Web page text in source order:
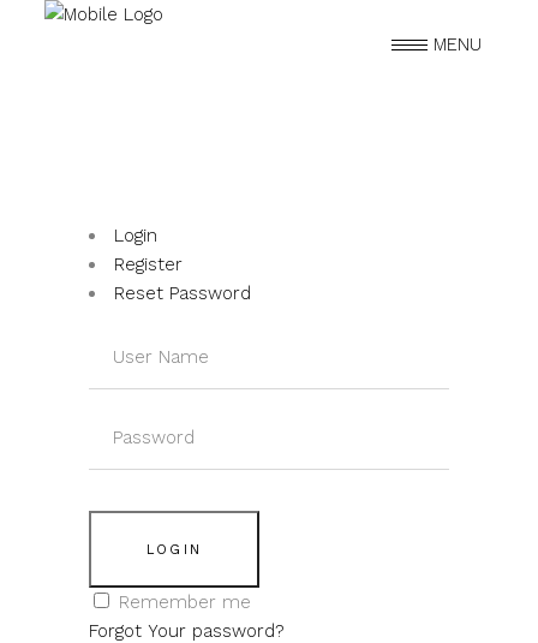
MENU
Login
Register
Reset Password
LOGIN
Remember me
Forgot Your password?